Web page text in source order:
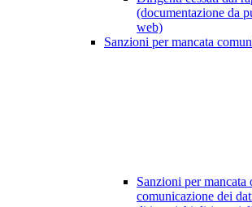
(documentazione da
web)
Sanzioni per mancata
Sanzioni per mancata
comunicazione dei